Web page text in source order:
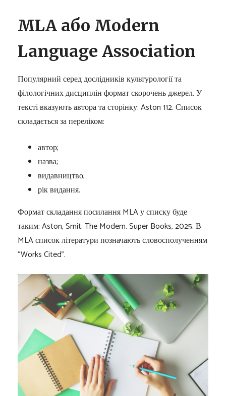
MLA або Modern
Language Association
Популярний серед дослідників культурології та
філологічних дисциплін формат скорочень джерел. У
тексті вказують автора та сторінку: Aston 112. Список
складається за переліком:
автор;
назва;
видавництво;
рік видання.
Формат складання посилання MLA у списку буде
таким: Aston, Smit. The Modern. Super Books, 2025. В
MLA список літератури позначають словосполученням
“Works Cited”.